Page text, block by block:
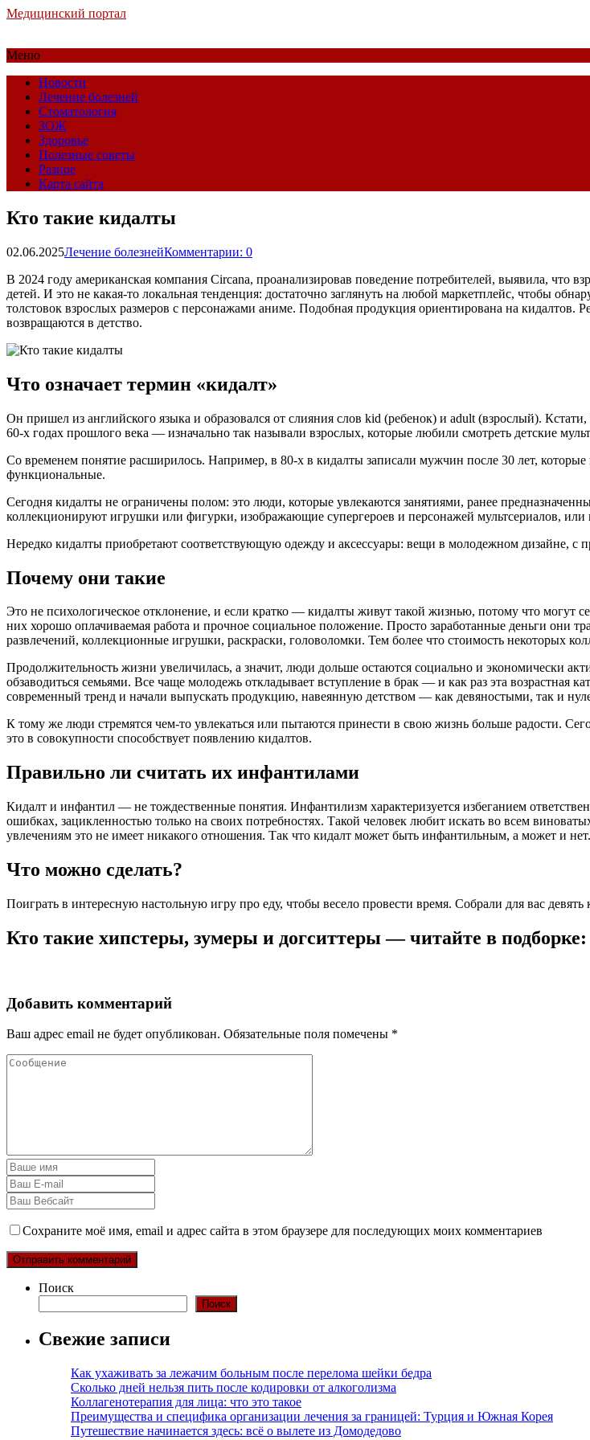
Медицинский портал
Меню
Новости
Лечение болезней
Стоматология
ЗОЖ
Здоровье
Полезные советы
Разное
Карта сайта
Кто такие кидалты
02.06.2025Лечение болезнейКомментарии: 0
В 2024 году американская компания Circana, проанализировав поведение потребителей, выявила, что
детей. И это не какая-то локальная тенденция: достаточно заглянуть на любой маркетплейс, чтобы
толстовок взрослых размеров с персонажами аниме. Подобная продукция ориентирована на кидалтов.
возвращаются в детство.
Что означает термин «кидалт»
Он пришел из английского языка и образовался от слияния слов kid (ребенок) и adult (взрослый).
60-х годах прошлого века — изначально так называли взрослых, которые любили смотреть детские
Со временем понятие расширилось. Например, в 80-х в кидалты записали мужчин после 30 лет,
функциональные.
Сегодня кидалты не ограничены полом: это люди, которые увлекаются занятиями, ранее
коллекционируют игрушки или фигурки, изображающие супергероев и персонажей мультсериалов,
Нередко кидалты приобретают соответствующую одежду и аксессуары: вещи в молодежном дизайне, с
Почему они такие
Это не психологическое отклонение, и если кратко — кидалты живут такой жизнью, потому что могут
них хорошо оплачиваемая работа и прочное социальное положение. Просто заработанные деньги
развлечений, коллекционные игрушки, раскраски, головоломки. Тем более что стоимость некоторых
Продолжительность жизни увеличилась, а значит, люди дольше остаются социально и
обзаводиться семьями. Все чаще молодежь откладывает вступление в брак — и как раз эта возрастная
современный тренд и начали выпускать продукцию, навеянную детством — как девяностыми, так и
К тому же люди стремятся чем-то увлекаться или пытаются принести в свою жизнь больше радости.
это в совокупности способствует появлению кидалтов.
Правильно ли считать их инфантилами
Кидалт и инфантил — не тождественные понятия. Инфантилизм характеризуется избеганием
ошибках, зацикленностью только на своих потребностях. Такой человек любит искать во всем
увлечениям это не имеет никакого отношения. Так что кидалт может быть инфантильным, а может и
Что можно сделать?
Поиграть в интересную настольную игру про еду, чтобы весело провести время. Собрали для вас девять
Кто такие хипстеры, зумеры и догситтеры — читайте в подборке:
Добавить комментарий
Ваш адрес email не будет опубликован. Обязательные поля помечены *
Сохраните моё имя, email и адрес сайта в этом браузере для последующих моих комментариев
Поиск
Поиск
Свежие записи
Как ухаживать за лежачим больным после перелома шейки бедра
Сколько дней нельзя пить после кодировки от алкоголизма
Коллагенотерапия для лица: что это такое
Преимущества и специфика организации лечения за границей: Турция и Южная Корея
Путешествие начинается здесь: всё о вылете из Домодедово